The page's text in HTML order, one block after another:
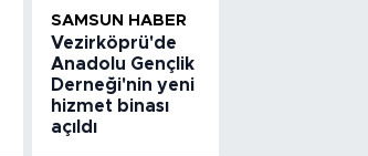
SAMSUN HABER
Vezirköprü'de
Anadolu Gençlik
Derneği'nin yeni
hizmet binası
açıldı